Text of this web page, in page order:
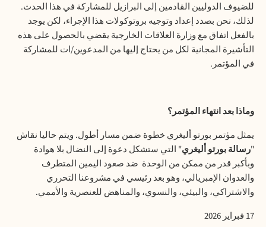
للضيوف الدوليين القادمين إلى البرازيل للمشاركة في هذا الحدث.
لذلك، نحن بصدد إعداد وتوجيه بروتوكولات هذا الإجراء، لكن يوجد
بالفعل اتفاق مع وزارة العلاقات الخارجية يقضي بالحصول على هذه
التأشيرة المجانية لكل من يحتاج إليها من المدعوين/ات للمشاركة
في المؤتمر.
وماذا بعد انتهاء المؤتمر؟
يمثل مؤتمر بورتو أليغري خطوة ضمن مسار أطول. ويتم حاليا نقاش
"رسالة بورتو أليغري" التي ستشكل دعوة إلى النضال بلا هوادة
وبأكبر قدر من ممكن من الوحدة ضد صعود اليمين المتطرف
والعدوان الإمبريالي، وهو بعد رئيسي في مشروعنا التحرري
والاشتراكي، والبيئي، والنسوي، والمناهض للعنصرية والأممي.
17 فبراير 2026